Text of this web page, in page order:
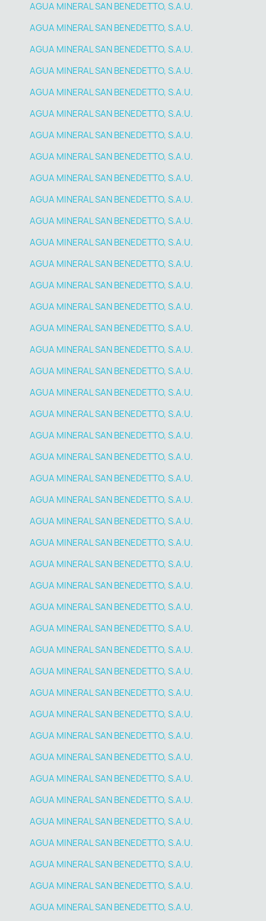
AGUA MINERAL SAN BENEDETTO, S.A.U.
AGUA MINERAL SAN BENEDETTO, S.A.U.
AGUA MINERAL SAN BENEDETTO, S.A.U.
AGUA MINERAL SAN BENEDETTO, S.A.U.
AGUA MINERAL SAN BENEDETTO, S.A.U.
AGUA MINERAL SAN BENEDETTO, S.A.U.
AGUA MINERAL SAN BENEDETTO, S.A.U.
AGUA MINERAL SAN BENEDETTO, S.A.U.
AGUA MINERAL SAN BENEDETTO, S.A.U.
AGUA MINERAL SAN BENEDETTO, S.A.U.
AGUA MINERAL SAN BENEDETTO, S.A.U.
AGUA MINERAL SAN BENEDETTO, S.A.U.
AGUA MINERAL SAN BENEDETTO, S.A.U.
AGUA MINERAL SAN BENEDETTO, S.A.U.
AGUA MINERAL SAN BENEDETTO, S.A.U.
AGUA MINERAL SAN BENEDETTO, S.A.U.
AGUA MINERAL SAN BENEDETTO, S.A.U.
AGUA MINERAL SAN BENEDETTO, S.A.U.
AGUA MINERAL SAN BENEDETTO, S.A.U.
AGUA MINERAL SAN BENEDETTO, S.A.U.
AGUA MINERAL SAN BENEDETTO, S.A.U.
AGUA MINERAL SAN BENEDETTO, S.A.U.
AGUA MINERAL SAN BENEDETTO, S.A.U.
AGUA MINERAL SAN BENEDETTO, S.A.U.
AGUA MINERAL SAN BENEDETTO, S.A.U.
AGUA MINERAL SAN BENEDETTO, S.A.U.
AGUA MINERAL SAN BENEDETTO, S.A.U.
AGUA MINERAL SAN BENEDETTO, S.A.U.
AGUA MINERAL SAN BENEDETTO, S.A.U.
AGUA MINERAL SAN BENEDETTO, S.A.U.
AGUA MINERAL SAN BENEDETTO, S.A.U.
AGUA MINERAL SAN BENEDETTO, S.A.U.
AGUA MINERAL SAN BENEDETTO, S.A.U.
AGUA MINERAL SAN BENEDETTO, S.A.U.
AGUA MINERAL SAN BENEDETTO, S.A.U.
AGUA MINERAL SAN BENEDETTO, S.A.U.
AGUA MINERAL SAN BENEDETTO, S.A.U.
AGUA MINERAL SAN BENEDETTO, S.A.U.
AGUA MINERAL SAN BENEDETTO, S.A.U.
AGUA MINERAL SAN BENEDETTO, S.A.U.
AGUA MINERAL SAN BENEDETTO, S.A.U.
AGUA MINERAL SAN BENEDETTO, S.A.U.
AGUA MINERAL SAN BENEDETTO, S.A.U.